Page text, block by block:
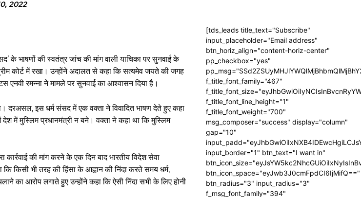
2022
के भाषणों की स्वतंत्र जांच की मांग वाली याचिका पर सुनवाई के
कोर्ट में रखा। उन्होंने अदालत से कहा कि सत्यमेव जयते की जगह
एनवी रमन्ना ने मामले पर सुनवाई का आश्वासन दिया है।
दरअसल, इस धर्म संसद में एक वक्ता ने विवादित भाषण देते हुए कहा
में मुस्लिम प्रधानमंत्री न बने। वक्ता ने कहा था कि मुस्लिम
कार्रवाई की मांग करने के एक दिन बाद भारतीय विदेश सेवा
किसी भी तरह की हिंसा के आह्वान की निंदा करते समय धर्म,
का आरोप लगाते हुए उन्होंने कहा कि ऐसी निंदा सभी के लिए होनी
[tds_leads title_text="Subscribe"
input_placeholder="Email address"
btn_horiz_align="content-horiz-center"
pp_checkbox="yes"
f_title_font_family="467"
f_title_font_line_height="1"
f_title_font_weight="700"
msg_composer="success" display="column"
gap="10"
input_border="1" btn_text="I want in"
btn_icon_space="eyJwb3J0cmFpdCI6IjMifQ=="
btn_radius="3" input_radius="3"
f_msg_font_family="394"